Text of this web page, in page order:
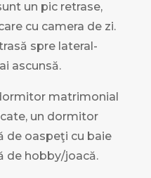
un pic retrase,
cu camera de zi.
spre lateral-
ascunsă.
matrimonial
un dormitor
de oaspeţi cu baie
de hobby/joacă.